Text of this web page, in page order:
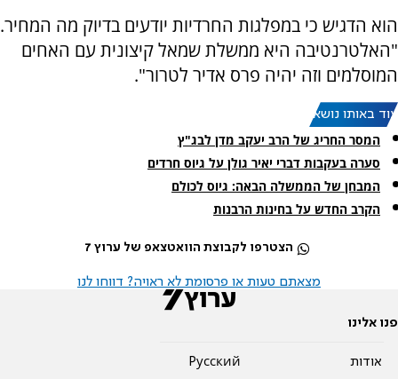
הוא הדגיש כי במפלגות החרדיות יודעים בדיוק מה המחיר.
"האלטרנטיבה היא ממשלת שמאל קיצונית עם האחים
המוסלמים וזה יהיה פרס אדיר לטרור".
עוד באותו נושא:
המסר החריג של הרב יעקב מדן לבג"ץ
סערה בעקבות דברי יאיר גולן על גיוס חרדים
המבחן של הממשלה הבאה: גיוס לכולם
הקרב החדש על בחינות הרבנות
הצטרפו לקבוצת הוואטצאפ של ערוץ 7
מצאתם טעות או פרסומת לא ראויה? דווחו לנו
פנו אלינו
אודות
Pусский